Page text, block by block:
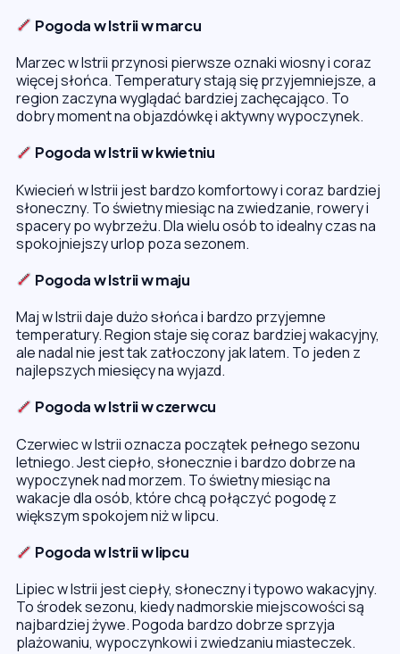
Pogoda w Istrii w marcu
Marzec w Istrii przynosi pierwsze oznaki wiosny i coraz
więcej słońca. Temperatury stają się przyjemniejsze, a
region zaczyna wyglądać bardziej zachęcająco. To
dobry moment na objazdówkę i aktywny wypoczynek.
Pogoda w Istrii w kwietniu
Kwiecień w Istrii jest bardzo komfortowy i coraz bardziej
słoneczny. To świetny miesiąc na zwiedzanie, rowery i
spacery po wybrzeżu. Dla wielu osób to idealny czas na
spokojniejszy urlop poza sezonem.
Pogoda w Istrii w maju
Maj w Istrii daje dużo słońca i bardzo przyjemne
temperatury. Region staje się coraz bardziej wakacyjny,
ale nadal nie jest tak zatłoczony jak latem. To jeden z
najlepszych miesięcy na wyjazd.
Pogoda w Istrii w czerwcu
Czerwiec w Istrii oznacza początek pełnego sezonu
letniego. Jest ciepło, słonecznie i bardzo dobrze na
wypoczynek nad morzem. To świetny miesiąc na
wakacje dla osób, które chcą połączyć pogodę z
większym spokojem niż w lipcu.
Pogoda w Istrii w lipcu
Lipiec w Istrii jest ciepły, słoneczny i typowo wakacyjny.
To środek sezonu, kiedy nadmorskie miejscowości są
najbardziej żywe. Pogoda bardzo dobrze sprzyja
plażowaniu, wypoczynkowi i zwiedzaniu miasteczek.